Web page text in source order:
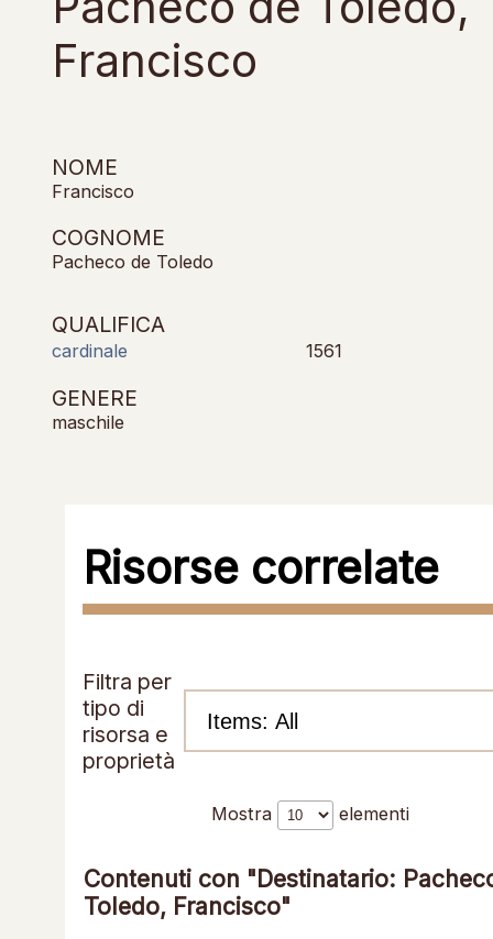
Risorse correlate
Filtra per
tipo di
risorsa e
proprietà
Mostra elementi
Contenuti con "Destinatario:
Toledo, Francisco"
Francisco
NOME
Francisco
COGNOME
Pacheco de Toledo
QUALIFICA
cardinale 1561
GENERE
maschile